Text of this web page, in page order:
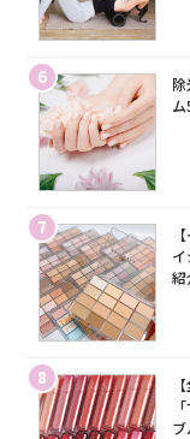
6
7
紹
8